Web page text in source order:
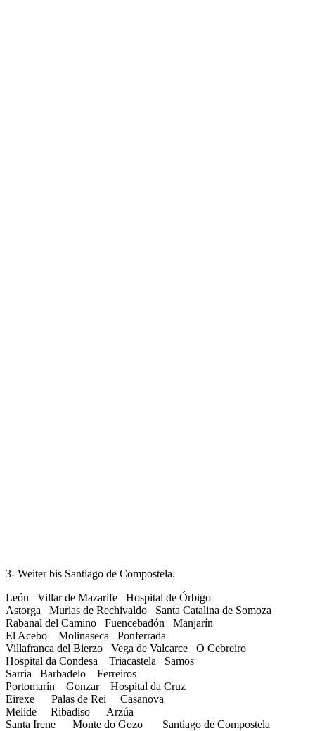
3- Weiter bis Santiago de Compostela.
León Villar de Mazarife Hospital de Órbigo
Astorga Murias de Rechivaldo Santa Catalina de Somoza
Rabanal del Camino Fuencebadón Manjarín
El Acebo Molinaseca Ponferrada
Villafranca del Bierzo Vega de Valcarce O Cebreiro
Hospital da Condesa Triacastela Samos
Sarria Barbadelo Ferreiros
Portomarín Gonzar Hospital da Cruz
Eirexe Palas de Rei Casanova
Melide Ribadiso Arzúa
Santa Irene Monte do Gozo Santiago de Compostela